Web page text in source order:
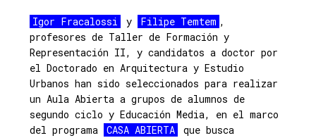
Igor Fracalossi y Filipe Temtem ,
profesores de Taller de Formación y
Representación II, y candidatos a doctor por
el Doctorado en Arquitectura y Estudio
Urbanos han sido seleccionados para realizar
un Aula Abierta a grupos de alumnos de
segundo ciclo y Educación Media, en el marco
del programa
CASA ABIERTA
que busca